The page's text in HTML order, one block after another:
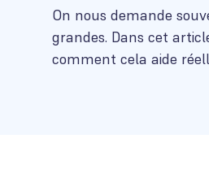
On nous demande
grandes. Dans cet
comment cela aide